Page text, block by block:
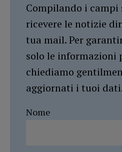
Compilando i
ricevere le notizie
tua mail. Per
solo le
chiediamo
aggiornati i tuoi
Nome